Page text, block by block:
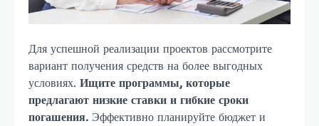
Для успешной реализации проектов рассмотрите
вариант получения средств на более выгодных
условиях. Ищите программы, которые
предлагают низкие ставки и гибкие сроки
погашения. Эффективно планируйте бюджет и